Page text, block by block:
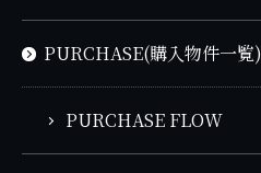
PURCHASE(購入物件一覧)
PURCHASE FLOW